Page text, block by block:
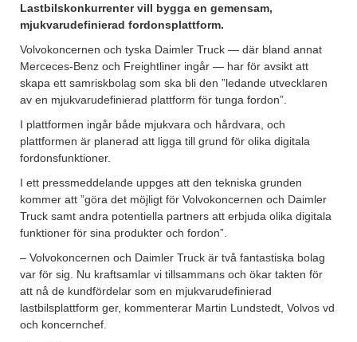
Lastbilskonkurrenter vill bygga en gemensam,
mjukvarudefinierad fordonsplattform.
Volvokoncernen och tyska Daimler Truck — där bland annat
Merceces-Benz och Freightliner ingår — har för avsikt att
skapa ett samriskbolag som ska bli den ”ledande utvecklaren
av en mjukvarudefinierad plattform för tunga fordon”.
I plattformen ingår både mjukvara och hårdvara, och
plattformen är planerad att ligga till grund för olika digitala
fordonsfunktioner.
I ett pressmeddelande uppges att den tekniska grunden
kommer att ”göra det möjligt för Volvokoncernen och Daimler
Truck samt andra potentiella partners att erbjuda olika digitala
funktioner för sina produkter och fordon”.
– Volvokoncernen och Daimler Truck är två fantastiska bolag
var för sig. Nu kraftsamlar vi tillsammans och ökar takten för
att nå de kundfördelar som en mjukvarudefinierad
lastbilsplattform ger, kommenterar Martin Lundstedt, Volvos vd
och koncernchef.